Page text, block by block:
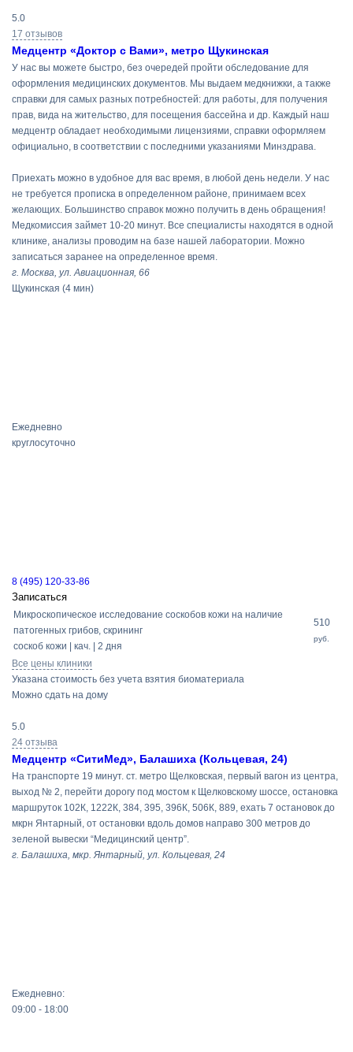
5.0
17 отзывов
Медцентр «Доктор с Вами», метро Щукинская
У нас вы можете быстро, без очередей пройти обследование для
оформления медицинских документов. Мы выдаем медкнижки, а также
справки для самых разных потребностей: для работы, для получения
прав, вида на жительство, для посещения бассейна и др. Каждый наш
медцентр обладает необходимыми лицензиями, справки оформляем
официально, в соответствии с последними указаниями Минздрава.
Приехать можно в удобное для вас время, в любой день недели. У нас
не требуется прописка в определенном районе, принимаем всех
желающих. Большинство справок можно получить в день обращения!
Медкомиссия займет 10-20 минут. Все специалисты находятся в одной
клинике, анализы проводим на базе нашей лаборатории. Можно
записаться заранее на определенное время.
г. Москва, ул. Авиационная, 66
Щукинская (4 мин)
Ежедневно
круглосуточно
8 (495) 120-33-86
Записаться
Микроскопическое исследование соскобов кожи на наличие
патогенных грибов, скрининг
соскоб кожи | кач. | 2 дня
510
руб.
Все цены клиники
Указана стоимость без учета взятия биоматериала
Можно сдать на дому
5.0
24 отзыва
Медцентр «СитиМед», Балашиха (Кольцевая, 24)
На транспорте 19 минут. ст. метро Щелковская, первый вагон из центра,
выход № 2, перейти дорогу под мостом к Щелковскому шоссе, остановка
маршруток 102К, 1222К, 384, 395, 396К, 506К, 889, ехать 7 остановок до
мкрн Янтарный, от остановки вдоль домов направо 300 метров до
зеленой вывески “Медицинский центр”.
г. Балашиха, мкр. Янтарный, ул. Кольцевая, 24
Ежедневно:
09:00 - 18:00